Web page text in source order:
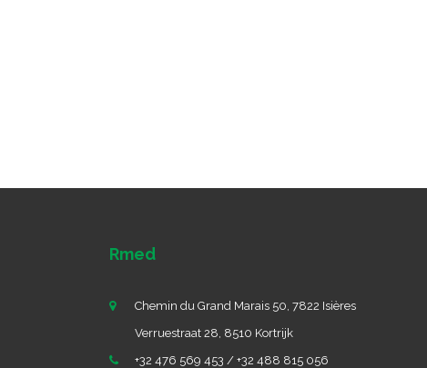
Rmed
Chemin du Grand Marais 50, 7822 Isières
Verruestraat 28, 8510 Kortrijk
+32 476 569 453 / +32 488 815 056